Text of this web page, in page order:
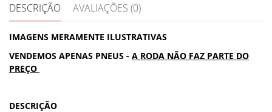
DESCRIÇÃO
AVALIAÇÕES (0)
IMAGENS MERAMENTE ILUSTRATIVAS
VENDEMOS APENAS PNEUS - A RODA NÃO FAZ PARTE DO
PREÇO
DESCRIÇÃO